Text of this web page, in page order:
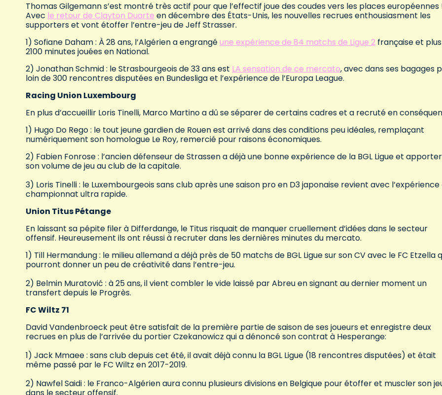
Thomas Gilgemann s’est montré très actif pour que l’effectif joue des coudes vers les places européennes
Avec le retour de Clayton Duarte en décembre des États-Unis, les nouvelles recrues enthousiasment les
supporters et vont étoffer l’entre-jeu de Jeff Strasser.
1) Sofiane Daham : À 28 ans, l’Algérien a engrangéune expérience de 84 matchs de Ligue 2 française et
2100 minutes jouées en National.
2) Jonathan Schmid : le Strasbourgeois de 33 ans est LA sensation de ce mercato, avec dans ses bagages
loin de 300 rencontres disputées en Bundesliga et l’expérience de l’Europa League.
Racing Union Luxembourg
En plus d’accueillir Loris Tinelli, Marco Martino a dû se séparer de certains cadres et a recruté en
1) Hugo Do Rego : le tout jeune gardien de Rouen est arrivé dans des conditions peu idéales, remplaçant
numériquement son homologue Le Roy, remercié pour raisons économiques.
2) Fabien Fonrose : l’ancien défenseur de Strassen a déjà une bonne expérience de la BGL Ligue et
son volume de jeu au club de la capitale.
3) Loris Tinelli : le Luxembourgeois sans club après une saison pro en D3 japonaise revient avec l’expérience
championnat ultra rapide.
Union Titus Pétange
En laissant sa pépite filer à Differdange, le Titus risquait de manquer cruellement d’idées dans le secteur
offensif. Heureusement ils ont réussi à recruter dans les dernières minutes du mercato.
1) Till Hermandung : le milieu allemand a déjà près de 50 matchs de BGL Ligue sur son CV avec le FC Etzella
pourront donner un peu de créativité dans l’entre-jeu.
2) Belmin Muratović : à 25 ans, il vient combler le vide laissé par Abreu en signant au dernier moment un
transfert depuis le Progrès.
FC Wiltz 71
David Vandenbroeck peut être satisfait de la première partie de saison de ses joueurs et enregistre deux
recrues en plus de l’arrivée du portier Czekanowicz qui a dénoncé son contrat à Hesperange:
1) Jack Mmaee : sans club depuis cet été, il avait déjà connu la BGL Ligue (18 rencontres disputées) et était
même passé par le FC Wiltz en 2017-2019.
2) Nawfel Saidi : le Franco-Algérien aura connu plusieurs divisions en Belgique pour étoffer et muscler son